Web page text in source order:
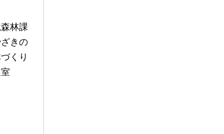
林課
きの
くり